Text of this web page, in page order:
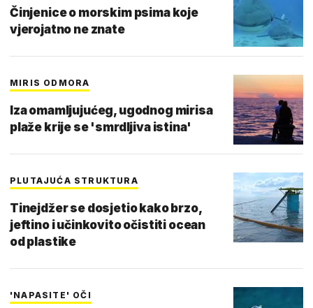
Činjenice o morskim psima koje
vjerojatno ne znate
MIRIS ODMORA
Iza omamljujućeg, ugodnog mirisa
plaže krije se 'smrdljiva istina'
PLUTAJUĆA STRUKTURA
Tinejdžer se dosjetio kako brzo,
jeftino i učinkovito očistiti ocean
od plastike
'NAPASITE' OČI